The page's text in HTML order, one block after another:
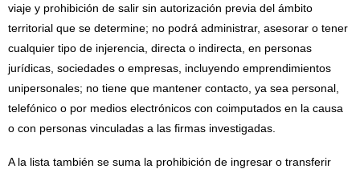
viaje y prohibición de salir sin autorización previa del ámbito
territorial que se determine; no podrá administrar, asesorar o tener
cualquier tipo de injerencia, directa o indirecta, en personas
jurídicas, sociedades o empresas, incluyendo emprendimientos
unipersonales; no tiene que mantener contacto, ya sea personal,
telefónico o por medios electrónicos con coimputados en la causa
o con personas vinculadas a las firmas investigadas.
A la lista también se suma la prohibición de ingresar o transferir